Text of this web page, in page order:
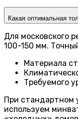
Какая оптимальная
Для московского
100-150 мм.
Материала
Требуемого
При стандартном
используем